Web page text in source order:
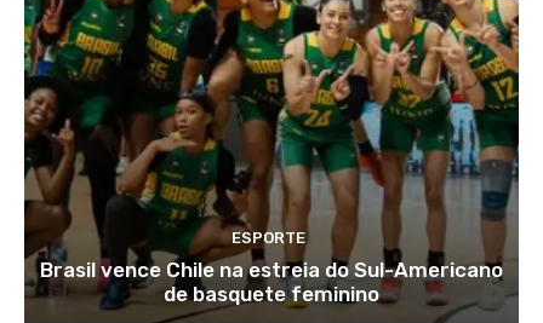
ESPORTE
Brasil vence Chile na estreia do Sul-Americano
de basquete feminino